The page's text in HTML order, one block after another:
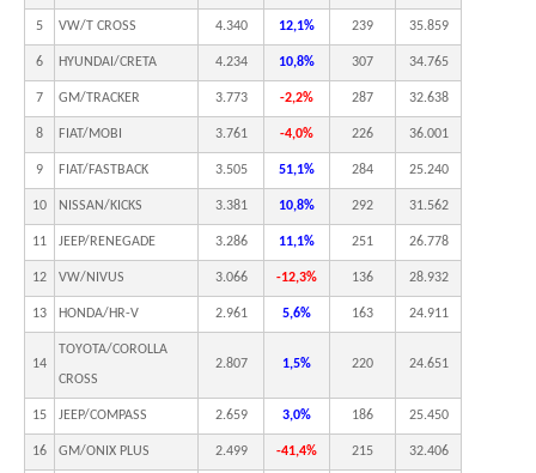
5 VW/T CROSS 4.340 12,1% 239 35.859
6 HYUNDAI/CRETA 4.234 10,8% 307 34.765
7 GM/TRACKER 3.773 -2,2% 287 32.638
8 FIAT/MOBI 3.761 -4,0% 226 36.001
9 FIAT/FASTBACK 3.505 51,1% 284 25.240
10 NISSAN/KICKS 3.381 10,8% 292 31.562
11 JEEP/RENEGADE 3.286 11,1% 251 26.778
12 VW/NIVUS 3.066 -12,3% 136 28.932
13 HONDA/HR-V 2.961 5,6% 163 24.911
14
TOYOTA/COROLLA
CROSS
2.807 1,5% 220 24.651
15 JEEP/COMPASS 2.659 3,0% 186 25.450
16 GM/ONIX PLUS 2.499 -41,4% 215 32.406